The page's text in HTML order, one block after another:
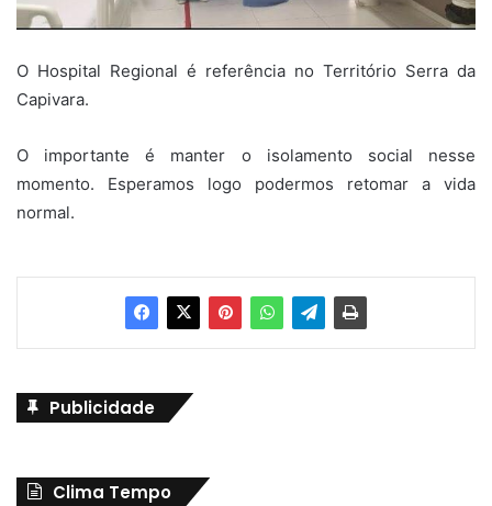
O Hospital Regional é referência no Território Serra da
Capivara.
O importante é manter o isolamento social nesse
momento. Esperamos logo podermos retomar a vida
normal.
Publicidade
Clima Tempo